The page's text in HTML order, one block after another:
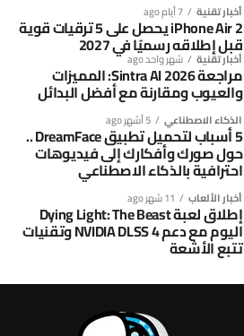
أخبار تقنية 7 أيام ago
iPhone Air 2 يحصل على 5 ترقيات قوية
قبل إطلاقه رسميًا في 2027
أخبار تقنية شهر واحد ago
مراجعة Sintra AI 2026: المميزات
والعيوب ومقارنة مع أفضل البدائل
الذكاء الاصطناعي 5 أشهر ago
5 أسباب لتحميل تطبيق DreamFace ..
حول صورك وأفكارك إلى فيديوهات
احترافية بالذكاء الاصطناعي
أخبار الألعاب 11 شهر ago
إطلاق لعبة Dying Light: The Beast
اليوم مع دعم NVIDIA DLSS 4 وتقنيات
تتبع الأشعة